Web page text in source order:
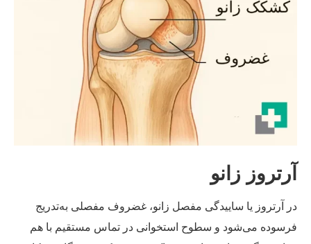
زانو
آرتروز یا ساییدگی مفصل زانو، غضروف مفصلی به‌تدریج
می‌شود و سطوح استخوانی در تماس مستقیم با هم